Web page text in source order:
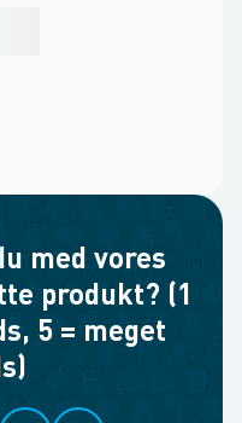
med vores
produkt? (1
5 = meget